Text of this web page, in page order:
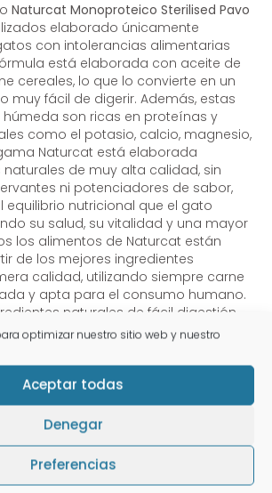
optimizar nuestro sitio web y nuestro
Aceptar todas
Denegar
Preferencias
Naturcat Monoproteico Sterilised Pavo
elaborado únicamente
con intolerancias alimentarias
está elaborada con aceite de
cereales, lo que lo convierte en un
muy fácil de digerir. Además, estas
son ricas en proteínas y
como el potasio, calcio, magnesio,
de muy alta calidad, sin
ni potenciadores de sabor,
equilibrio nutricional que el gato
su salud, su vitalidad y una mayor
los alimentos de Naturcat están
de los mejores ingredientes
calidad, utilizando siempre carne
y apta para el consumo humano.
naturales de fácil digestión
digestiva, convirtiéndose en la
para gatos sensibles o
Monoproteico Sterilised
de cocinado de pavo (28,9%),
cáscara de huevo deshidratada
oliva (0,1%).